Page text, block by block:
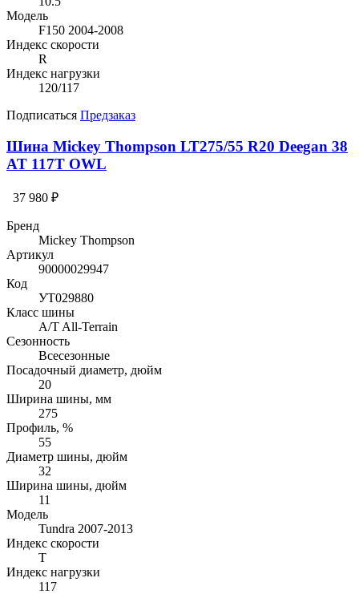
Модель
F150 2004-2008
Индекс скорости
R
Индекс нагрузки
120/117
Подписаться Предзаказ
Шина Mickey Thompson LT275/55 R20 Deegan 38
AT 117T OWL
37 980 ₽
Бренд
Mickey Thompson
Артикул
90000029947
Код
УТ029880
Класс шины
A/T All-Terrain
Сезонность
Всесезонные
Посадочный диаметр, дюйм
20
Ширина шины, мм
275
Профиль, %
55
Диаметр шины, дюйм
32
Ширина шины, дюйм
11
Модель
Tundra 2007-2013
Индекс скорости
T
Индекс нагрузки
117